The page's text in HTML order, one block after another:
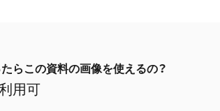
らこの資料の画像を使えるの？
用可